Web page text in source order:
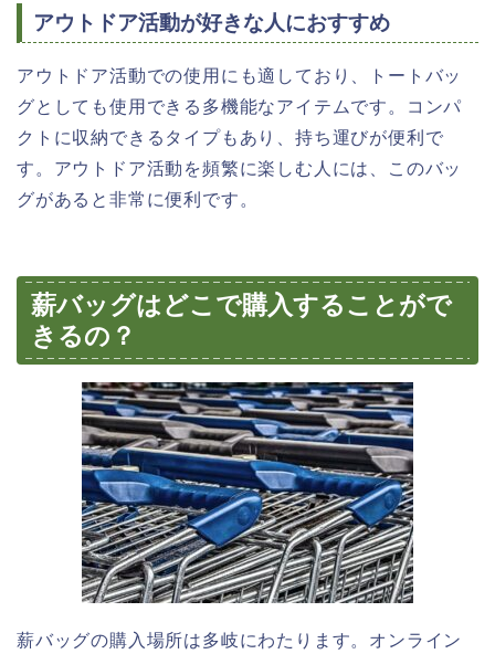
アウトドア活動が好きな人におすすめ
アウトドア活動での使用にも適しており、トートバッ
グとしても使用できる多機能なアイテムです。コンパ
クトに収納できるタイプもあり、持ち運びが便利で
す。アウトドア活動を頻繁に楽しむ人には、このバッ
グがあると非常に便利です。
薪バッグはどこで購入することがで
きるの？
薪バッグの購入場所は多岐にわたります。オンライン